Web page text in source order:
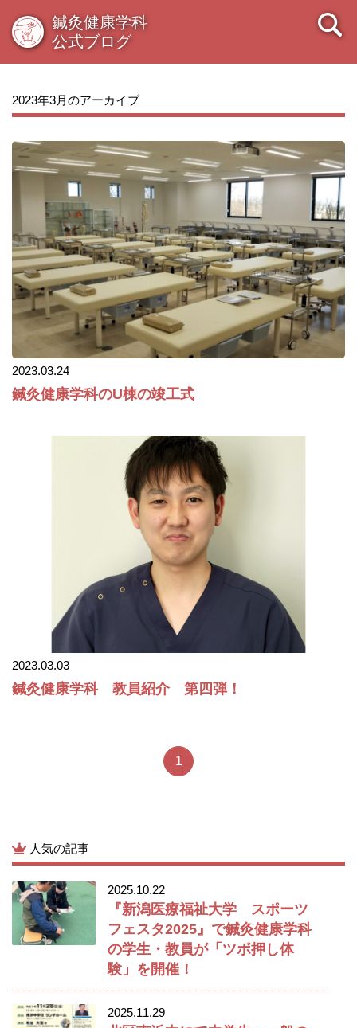
鍼灸健康学科
公式ブログ
2023年3月のアーカイブ
2023.03.24
鍼灸健康学科のU棟の竣工式
2023.03.03
鍼灸健康学科 教員紹介 第四弾！
1
人気の記事
2025.10.22
『新潟医療福祉大学 スポーツ
フェスタ2025』で鍼灸健康学科
の学生・教員が「ツボ押し体
験」を開催！
2025.11.29